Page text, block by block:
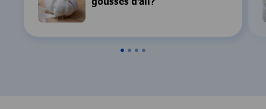
gousses d'ail?